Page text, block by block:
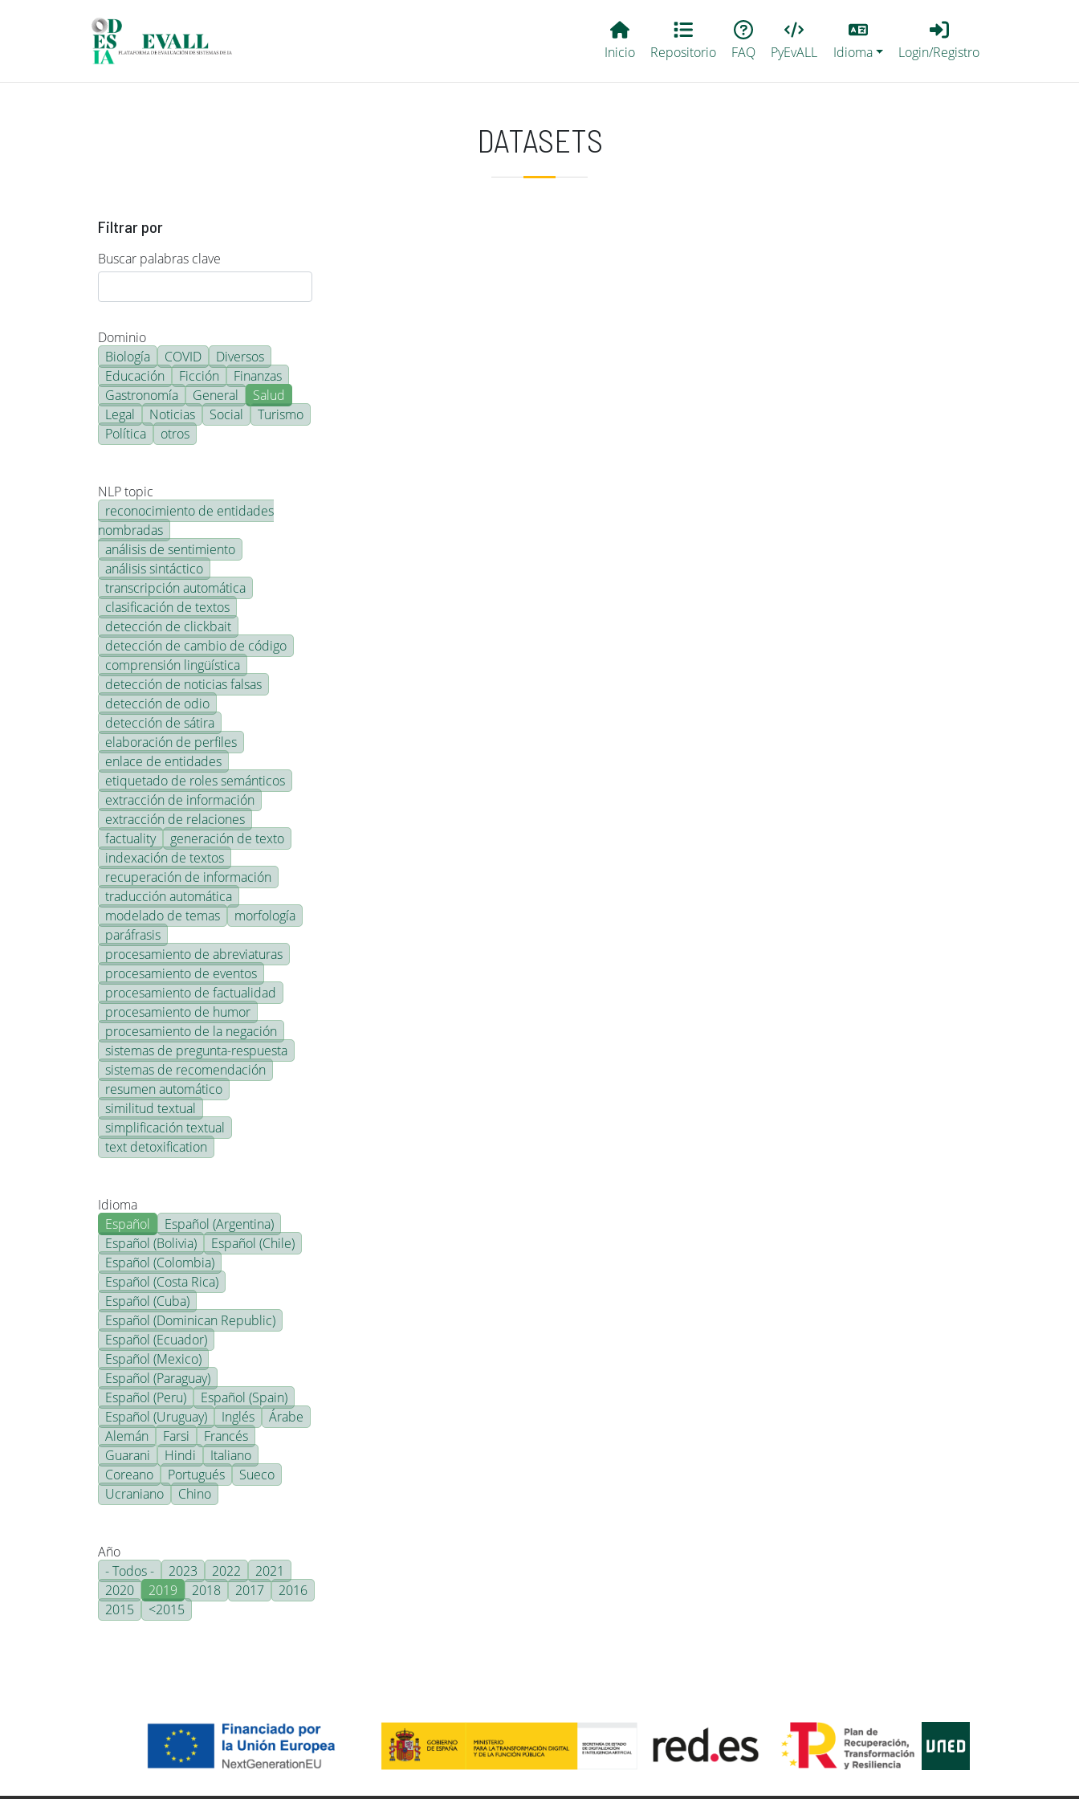
Main EvALL
Inicio Repositorio FAQ PyEvALL
Lang
Idioma
Login_Registro
Login/Registro
DATASETS
Filtrar por
Buscar palabras clave
Dominio
Biología
COVID
Diversos
Educación
Ficción
Finanzas
Gastronomía
General
Salud
Legal
Noticias Social
Turismo
Política
otros
NLP topic
reconocimiento de entidades
nombradas
análisis de sentimiento
análisis sintáctico
transcripción automática
clasificación de textos
detección de clickbait
detección de cambio de código
comprensión lingüística
detección de noticias falsas
detección de odio
detección de sátira
elaboración de perfiles
enlace de entidades
etiquetado de roles semánticos
extracción de información
extracción de relaciones
factuality
generación de texto
indexación de textos
recuperación de información
traducción automática
modelado de temas
morfología
paráfrasis
procesamiento de abreviaturas
procesamiento de eventos
procesamiento de factualidad
procesamiento de humor
procesamiento de la negación
sistemas de pregunta-respuesta
sistemas de recomendación
resumen automático
similitud textual
simplificación textual
text detoxification
Idioma
Español
Español (Argentina)
Español (Bolivia)
Español (Chile)
Español (Colombia)
Español (Costa Rica)
Español (Cuba)
Español (Dominican Republic)
Español (Ecuador)
Español (Mexico)
Español (Paraguay)
Español (Peru)
Español (Spain)
Español (Uruguay)
Inglés
Árabe
Alemán
Farsi
Francés
Guarani
Hindi
Italiano
Coreano
Portugués
Sueco
Ucraniano
Chino
Año
- Todos -
2023 2022
2021
2020
2019 2018 2017
2016
2015
<2015